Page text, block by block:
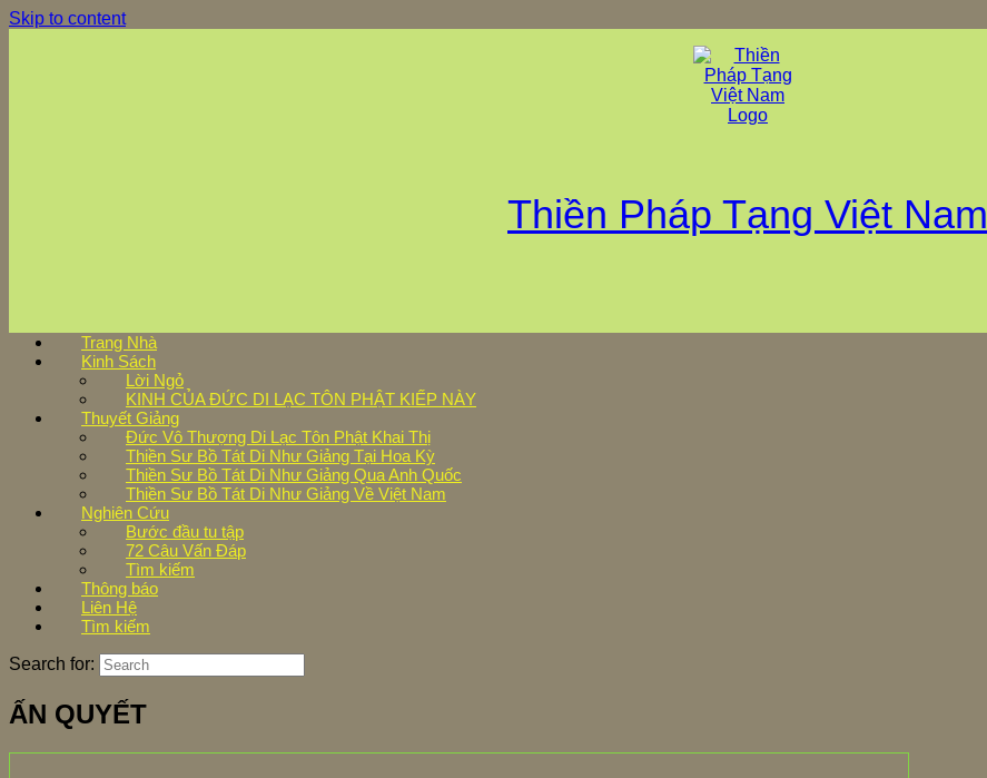
Skip to content
Thiền Pháp Tạng Việt Nam
Trang Nhà
Kinh Sách
Lời Ngỏ
KINH CỦA ĐỨC DI LẠC TÔN PHẬT KIẾP NÀY
Thuyết Giảng
Đức Vô Thượng Di Lạc Tôn Phật Khai Thị
Thiền Sư Bồ Tát Di Như Giảng Tại Hoa Kỳ
Thiền Sư Bồ Tát Di Như Giảng Qua Anh Quốc
Thiền Sư Bồ Tát Di Như Giảng Về Việt Nam
Nghiên Cứu
Bước đầu tu tập
72 Câu Vấn Đáp
Tìm kiếm
Thông báo
Liên Hệ
Tìm kiếm
Search for:
ẤN QUYẾT